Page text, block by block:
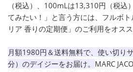
（税込）、100mLは13,310円（税込
てみたい！」と言う方には、フルボ
リア 香りの定期便」のご利用をオス
月額1980円＆送料無料で、使い切り
分）のデイジーをお届け。 MARC